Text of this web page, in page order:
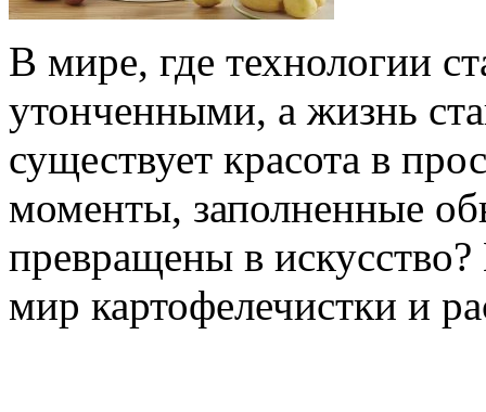
В мире, где технологии
утонченными, а жизнь
существует красота в
моменты, заполненные
превращены в
мир картофелечистки и